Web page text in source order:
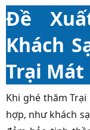
Đề
Khách
Trại Mát
Khi ghé thăm
hợp, như khách